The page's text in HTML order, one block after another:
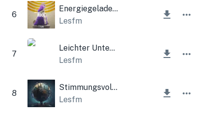
6
Energiegeladener Indie-Rock
Lesfm
7
Leichter Unternehmenshintergrund
Lesfm
8
Stimmungsvolle Lampe
Lesfm